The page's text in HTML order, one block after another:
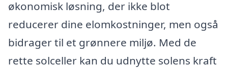
økonomisk løsning, der ikke blot
reducerer dine elomkostninger, men også
bidrager til et grønnere miljø. Med de
rette solceller kan du udnytte solens kraft